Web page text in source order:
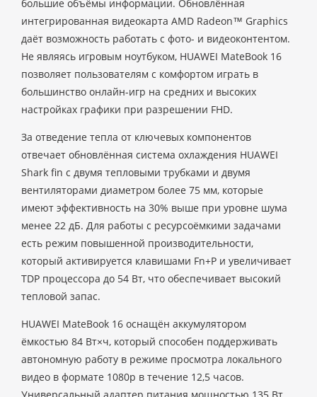
большие объёмы информации. Обновлённая
интегрированная видеокарта AMD Radeon™ Graphics
даёт возможность работать с фото- и видеоконтентом.
Не являясь игровым ноутбуком, HUAWEI MateBook 16
позволяет пользователям с комфортом играть в
большинство онлайн-игр на средних и высоких
настройках графики при разрешении FHD.
За отведение тепла от ключевых компонентов
отвечает обновлённая система охлаждения HUAWEI
Shark fin с двумя тепловыми трубками и двумя
вентиляторами диаметром более 75 мм, которые
имеют эффективность на 30% выше при уровне шума
менее 22 дБ. Для работы с ресурсоёмкими задачами
есть режим повышенной производительности,
который активируется клавишами Fn+P и увеличивает
TDP процессора до 54 Вт, что обеспечивает высокий
тепловой запас.
HUAWEI MateBook 16 оснащён аккумулятором
ёмкостью 84 Вт×ч, который способен поддерживать
автономную работу в режиме просмотра локального
видео в формате 1080p в течение 12,5 часов.